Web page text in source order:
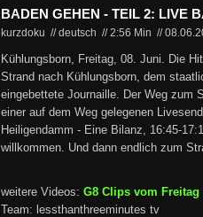
BADEN GEHEN - TEIL 2: LIVE
kurzdoku // deutsch //2:56 Min //
Kühlungsborn, Freitag, 08. Juni. Die
Strand nach Kühlungsborn, dem
eingebettete Journaille. Der Weg zum
einer auf dem Weg gelegenen
Heiligendamm - Eine Bilanz, 16:45-
willkommen. Und dann endlich zum
weitere Videos: G8 Clips vom Freitag
Team: lessthanthreeminutes tv